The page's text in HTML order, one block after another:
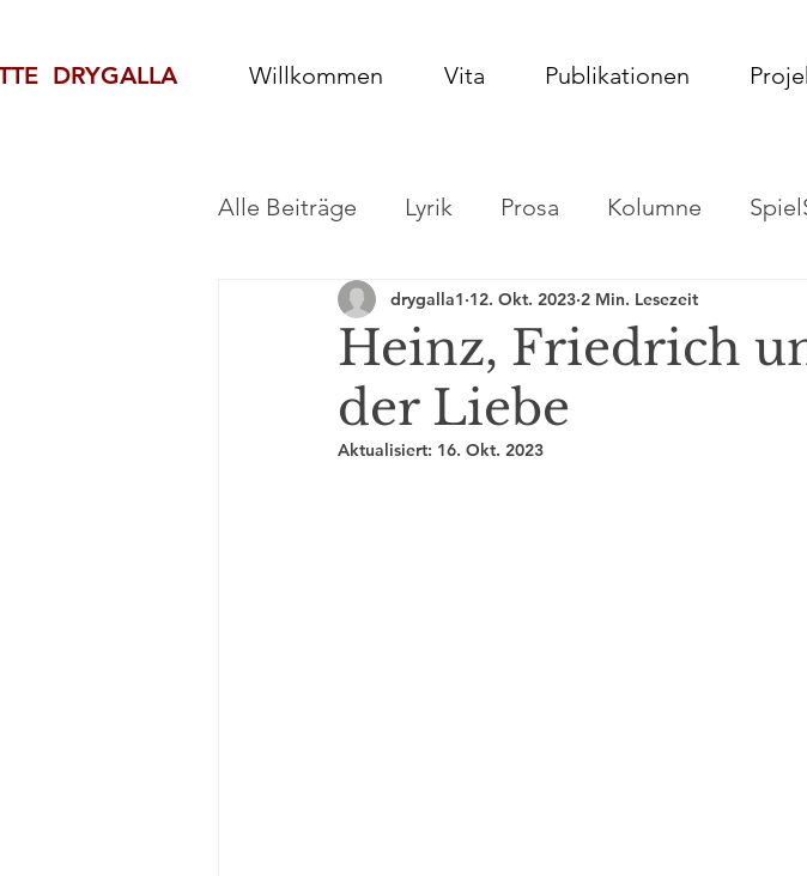
DRYGALLA Willkommen Vita Publikationen
Alle Beiträge Lyrik Prosa Kolumne
Heinz, Friedrich
der Liebe
drygalla1 12. Okt. 2023 2 Min. Lesezeit
Aktualisiert: 16. Okt. 2023